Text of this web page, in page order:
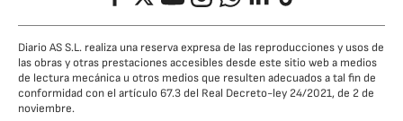
Diario AS S.L. realiza una reserva expresa de las reproducciones y usos de
las obras y otras prestaciones accesibles desde este sitio web a medios
de lectura mecánica u otros medios que resulten adecuados a tal fin de
conformidad con el artículo 67.3 del Real Decreto-ley 24/2021, de 2 de
noviembre.